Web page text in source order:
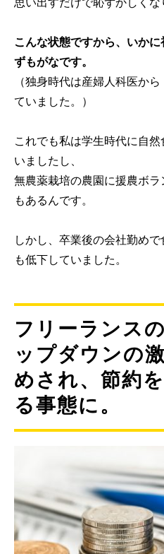
こんな状態ですから、いか
ずもがなです。
（独身時代は産婦人科医か
ていました。）
これでも私は学生時代に自
いましたし、
無農薬栽培の農園に援農ボ
もあるんです。
しかし、卒業後の会社勤め
も低下していました。
フリーランス
ップダウンの
めされ、節約
る事態に。